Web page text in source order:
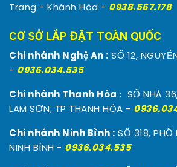
Trang - Khánh Hòa - 0938.567.178
CƠ SỞ LẮP ĐẶT TOÀN QUỐC
Chi nhánh Nghệ An : SỐ 12,
- 0936.034.535
Chi nhánh Thanh Hóa : SỐ NHÀ
LAM SƠN, TP THANH HÓA -
Chi nhánh Ninh Bình : SỐ 318, PHỐ
NINH BÌNH - 0936.034.535